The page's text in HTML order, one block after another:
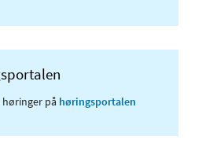
på høringsportalen